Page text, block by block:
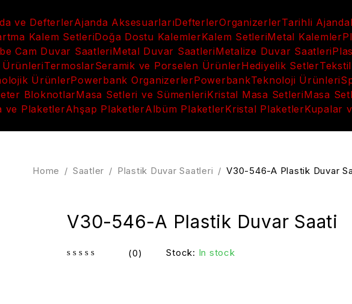
ve DefterlerAjanda AksesuarlarıDefterlerOrganizerlerTarihli
Kalem SetleriDoğa Dostu KalemlerKalem SetleriMetal Kalemler
Cam Duvar SaatleriMetal Duvar SaatleriMetalize Duvar Saatleri
ÜrünleriTermoslarSeramik ve Porselen ÜrünlerHediyelik Setler
ÜrünlerPowerbank OrganizerlerPowerbankTeknoloji Ürünleri
BloknotlarMasa Setleri ve SümenleriKristal Masa SetleriMasa
ve PlaketlerAhşap PlaketlerAlbüm PlaketlerKristal PlaketlerKupalar
Home / Saatler / Plastik Duvar Saatleri / V30-546-A Plastik Duvar
V30-546-A Plastik Duvar Saati
(0) Stock: In stock